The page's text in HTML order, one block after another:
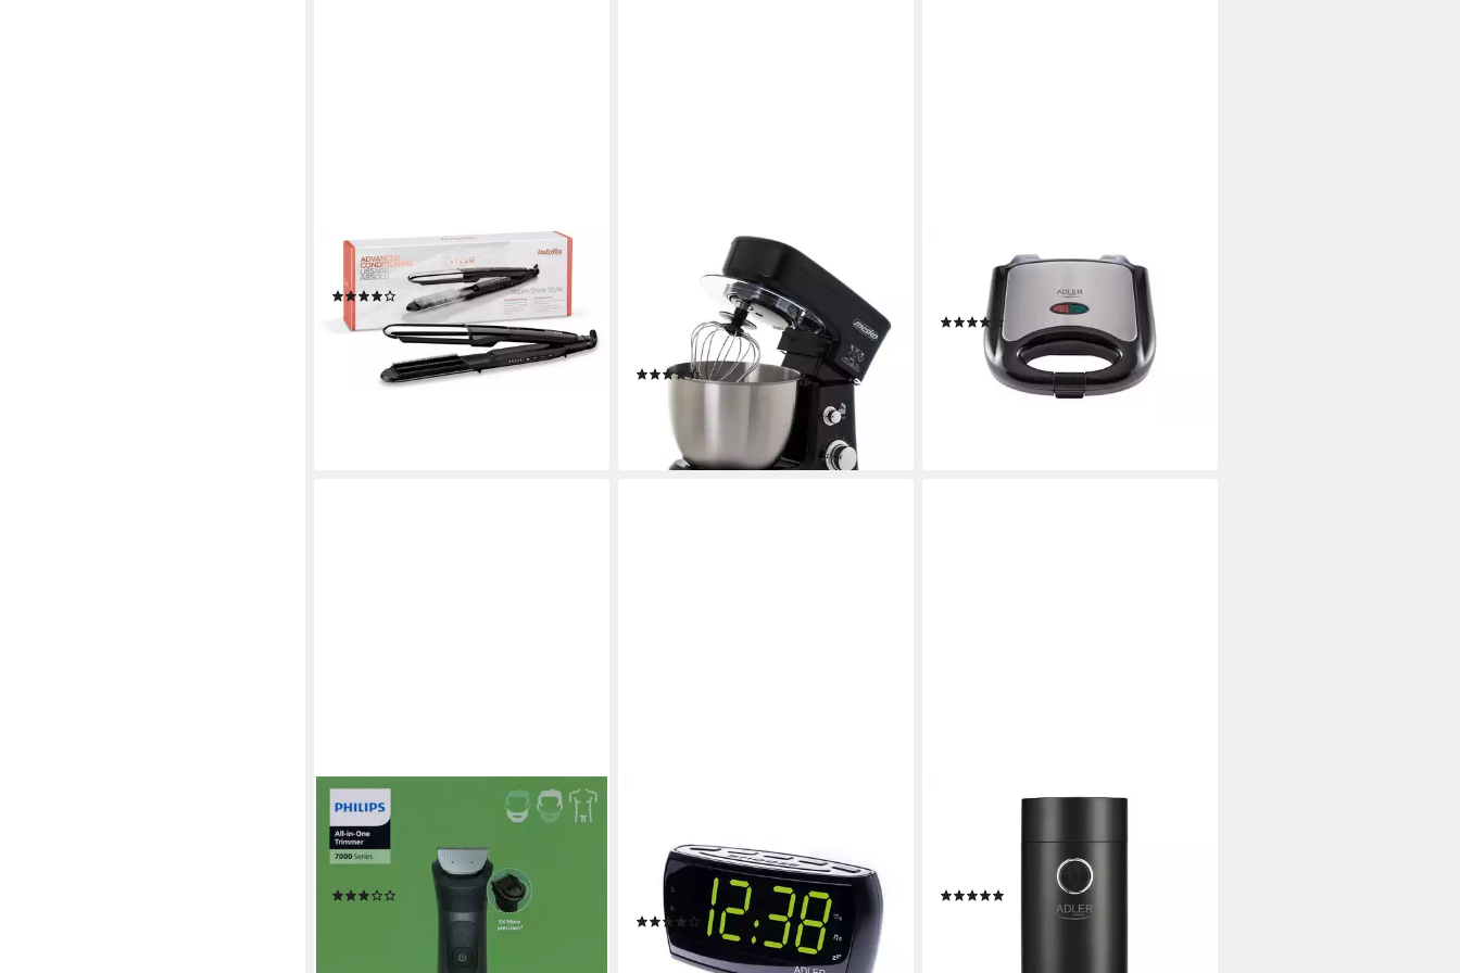
BABYLISS
Glätteisen Steam Shine Styler
(6)
80,99 € UVP119,90 €
lieferbar - in 3-4 Werktagen bei dir
Küchenmaschine MS 4217, 1200 W,
3,5 l Schüssel, planetarische
Rührmaschine, Knetmaschine,
Edelstahl, schwarz
(25)
lieferbar - in 3-4 Werktagen bei dir
Sandwichmaker AD 3015
Sandwichtoaster, 750 W
ab 15,94 €
lieferbar - in 3-4 Werktagen bei dir
PHILIPS
Bartschneider Philips MG7951/15
Series 7000 All-in-One Akku
Trimmer 17-in-1
109,99 €
lieferbar - in 3-4 Werktagen bei dir
AM/FM-Tuner,
Stationsprogrammierung,
Lautsprecher
(9)
ab 23,89 € UVP29,99 €
75g, elektrische Kaffeemühle,
24,99 €